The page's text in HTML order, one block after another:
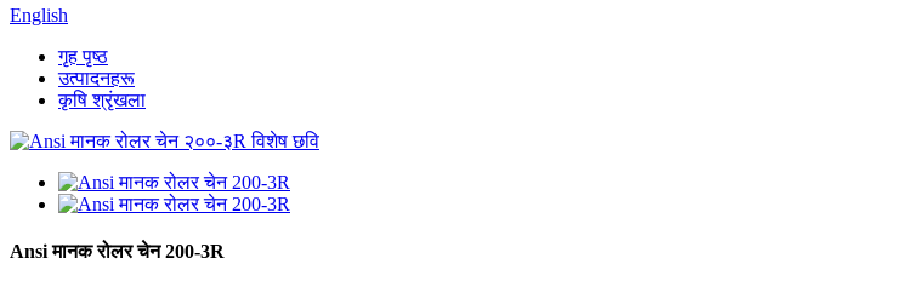
English
गृह पृष्ठ
उत्पादनहरू
कृषि श्रृंखला
Ansi मानक रोलर चेन 200-3R